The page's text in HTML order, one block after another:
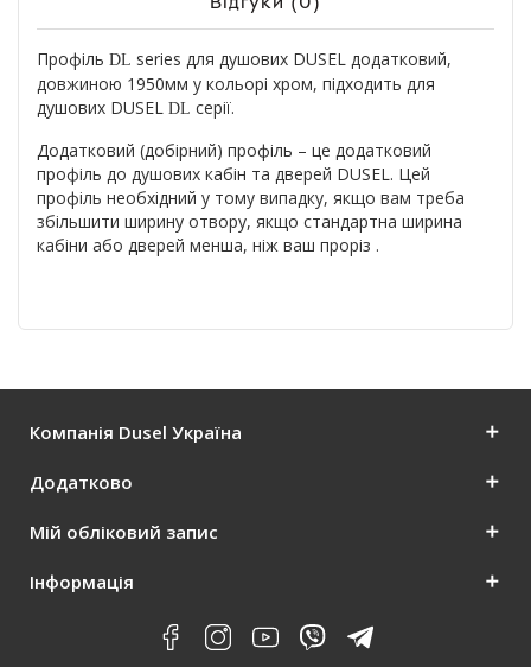
Профіль DL series для душових DUSEL додатковий,
довжиною 1950мм у кольорі хром, підходить для
душових DUSEL DL серії.
Додатковий (добірний) профіль – це додатковий
профіль до душових кабін та дверей DUSEL. Цей
профіль необхідний у тому випадку, якщо вам треба
збільшити ширину отвору, якщо стандартна ширина
кабіни або дверей менша, ніж ваш проріз .
Компанія Dusel Україна
Додатково
Мій обліковий запис
Інформація